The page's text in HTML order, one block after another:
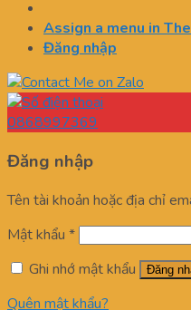
Assign a menu in
Đăng nhập
0868997369
Đăng nhập
Tên tài khoản hoặc địa chỉ
Mật khẩu *
Ghi nhớ mật khẩu
Đăng
Quên mật khẩu?